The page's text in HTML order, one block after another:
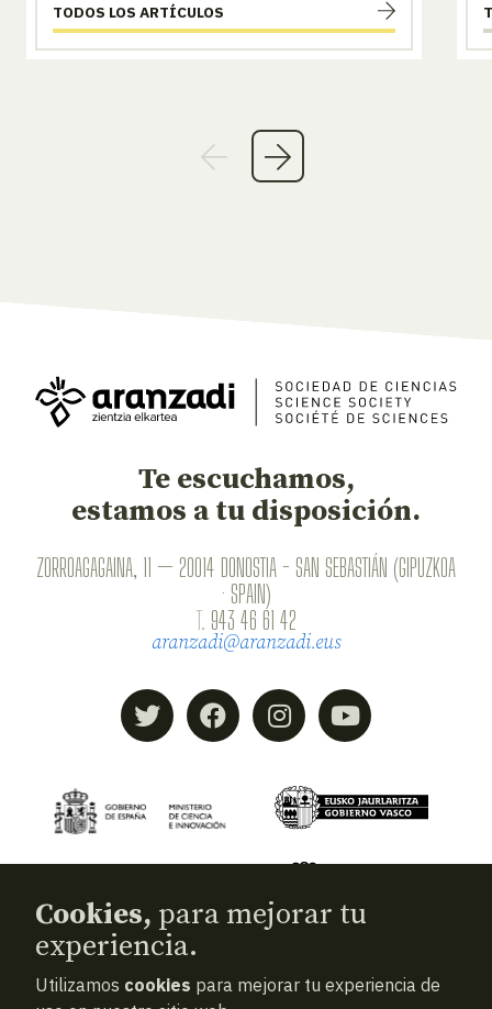
TODOS LOS ARTÍCULOS
Te escuchamos,
estamos a tu disposición.
ZORROAGAGAINA, 11 — 20014 DONOSTIA - SAN SEBASTIÁN (GIPUZKOA
· SPAIN)
T. 943 46 61 42
aranzadi@aranzadi.eus
Cookies, para mejorar tu
experiencia.
Utilizamos cookies para mejorar tu experiencia de